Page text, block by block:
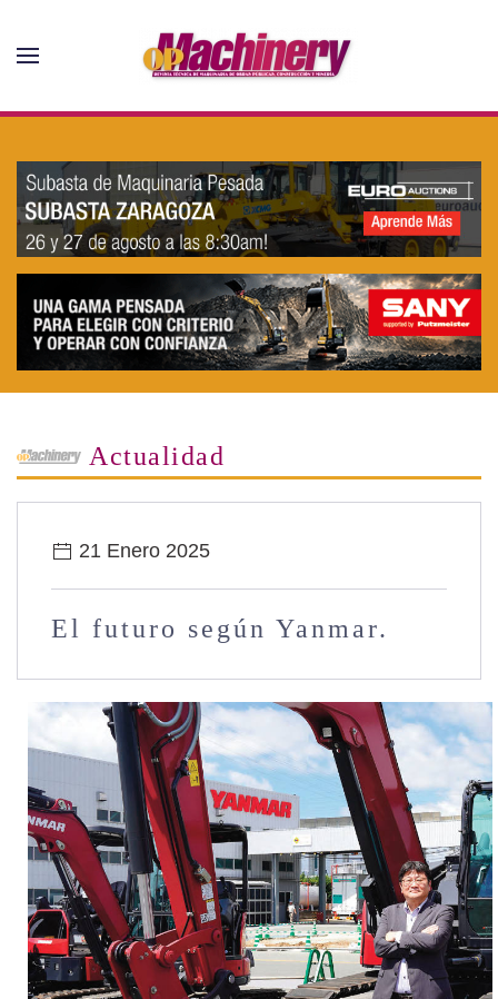
Skip to main content
Actualidad
21 Enero 2025
El futuro según Yanmar.